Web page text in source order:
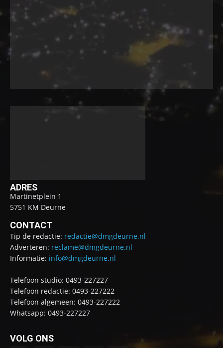
ADRES
Martinetplein 1
5751 KM Deurne
CONTACT
Tip de redactie: redactie@dmgdeurne.nl
Adverteren: reclame@dmgdeurne.nl
Informatie: info@dmgdeurne.nl
Telefoon studio: 0493-227227
Telefoon redactie: 0493-227222
Telefoon algemeen: 0493-227222
Whatsapp: 0493-227227
VOLG ONS